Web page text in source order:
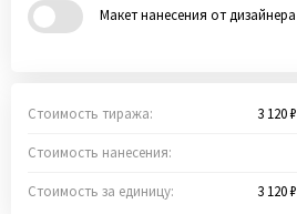
Макет нанесения от дизайнера
Стоимость тиража: 3 120 ₽
Стоимость нанесения:
Стоимость за единицу: 3 120 ₽